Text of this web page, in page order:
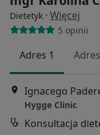
Dietetyk · Więcej
5 opinii
Adres 1
Ignacego
Hygge Clinic
Konsultacja